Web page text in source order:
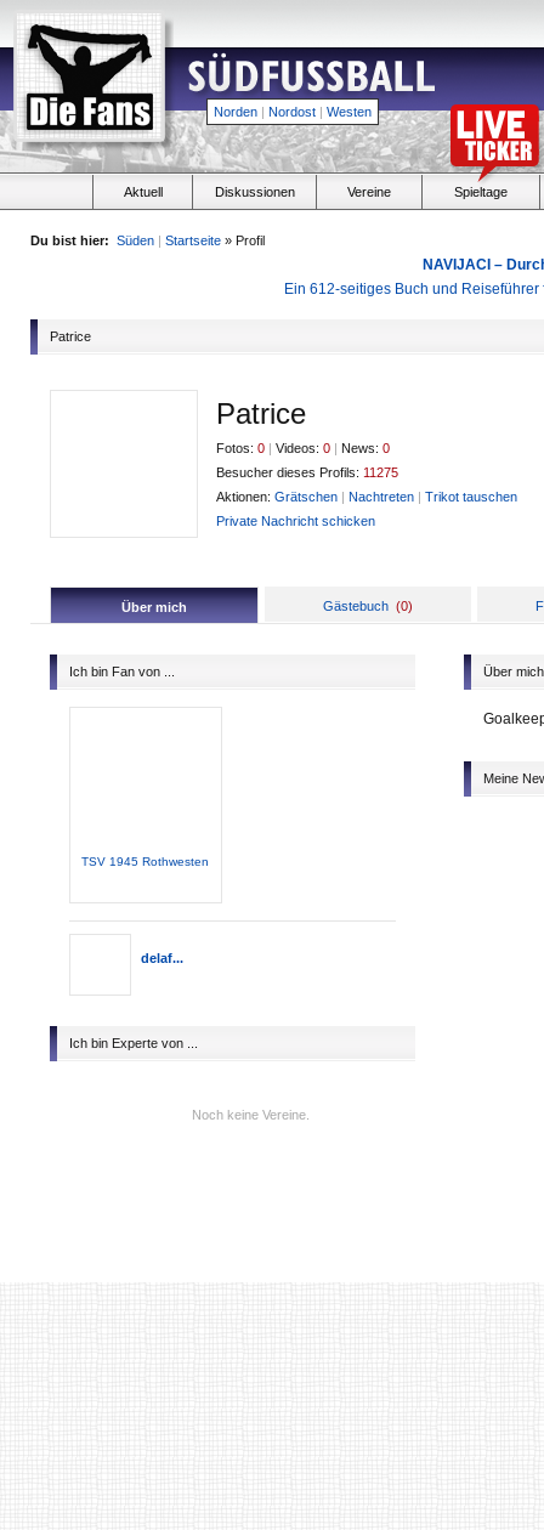
Norden | Nordost | Westen
Aktuell Diskussionen Vereine Spieltage
Du bist hier: Süden | Startseite » Profil
NAVIJACI –
Ein 612-seitiges Buch und
Patrice
Patrice
Fotos: 0 | Videos: 0 | News: 0
Besucher dieses Profils: 11275
Aktionen: Grätschen | Nachtreten | Trikot tauschen
Private Nachricht schicken
Über mich Gästebuch (0)
Ich bin Fan von ...
TSV 1945 Rothwesten
delaf...
Ich bin Experte von ...
Noch keine Vereine.
Über mich
Meine